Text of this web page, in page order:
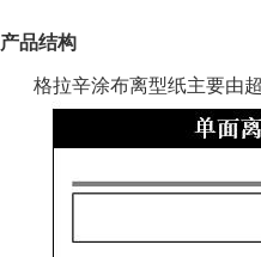
产品结构
格拉辛涂布离型纸主要由超